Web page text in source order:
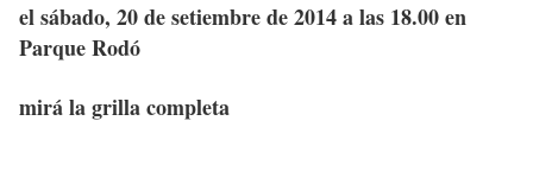
el sábado, 20 de setiembre de 2014 a las 18.00 en
Parque Rodó
mirá la grilla completa